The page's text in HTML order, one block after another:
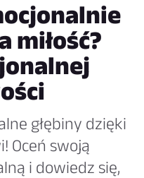
miłość?
głębiny dzięki
Oceń swoją
i dowiedz się,